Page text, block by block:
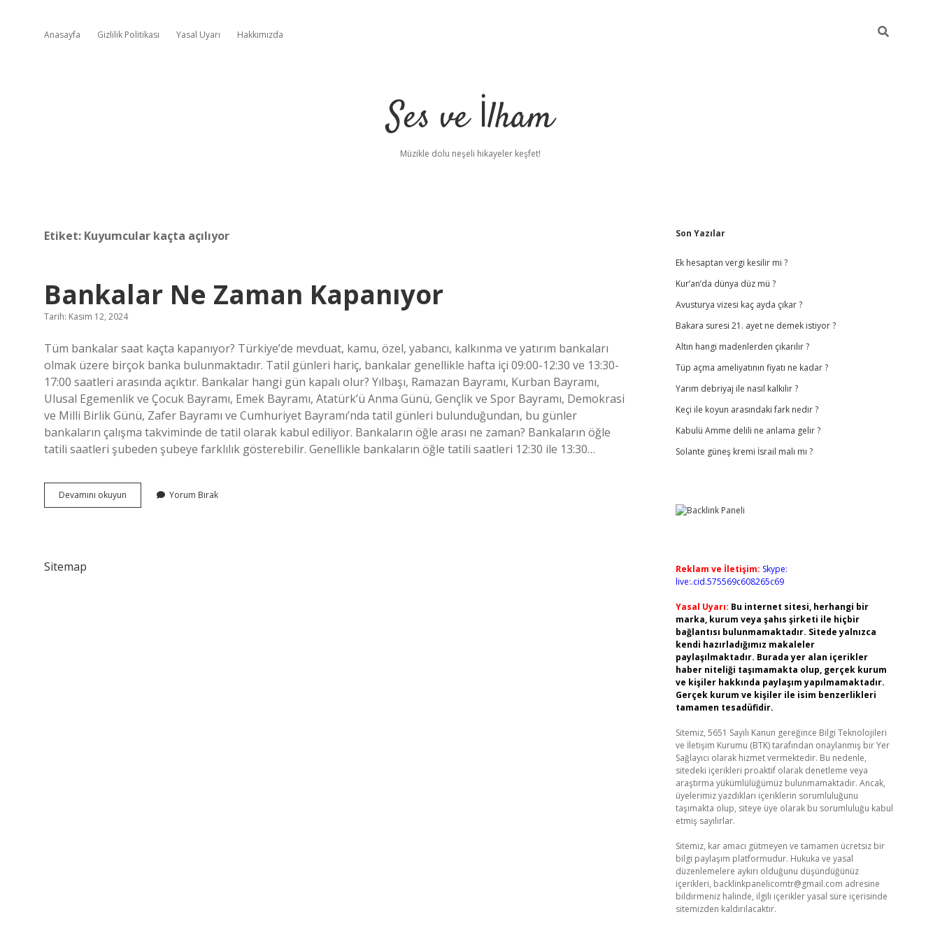
Anasayfa Gizlilik Politikası Yasal Uyarı Hakkımızda
Ses ve İlham
Müzikle dolu neşeli hikayeler keşfet!
Etiket: Kuyumcular kaçta açılıyor
Bankalar Ne Zaman Kapanıyor
Tarih: Kasım 12, 2024
Tüm bankalar saat kaçta kapanıyor? Türkiye’de mevduat, kamu, özel, yabancı, kalkınma ve yatırım bankaları
olmak üzere birçok banka bulunmaktadır. Tatil günleri hariç, bankalar genellikle hafta içi 09:00-12:30 ve 13:30-
17:00 saatleri arasında açıktır. Bankalar hangi gün kapalı olur? Yılbaşı, Ramazan Bayramı, Kurban Bayramı,
Ulusal Egemenlik ve Çocuk Bayramı, Emek Bayramı, Atatürk’ü Anma Günü, Gençlik ve Spor Bayramı, Demokrasi
ve Milli Birlik Günü, Zafer Bayramı ve Cumhuriyet Bayramı’nda tatil günleri bulunduğundan, bu günler
bankaların çalışma takviminde de tatil olarak kabul ediliyor. Bankaların öğle arası ne zaman? Bankaların öğle
tatili saatleri şubeden şubeye farklılık gösterebilir. Genellikle bankaların öğle tatili saatleri 12:30 ile 13:30…
Devamını okuyun Bankalar
Ne
Yorum Bırak
Sitemap
Sidebar
Son Yazılar
Ek hesaptan vergi kesilir mi ?
Kur’an’da dünya düz mü ?
Avusturya vizesi kaç ayda çıkar ?
Bakara suresi 21. ayet ne demek istiyor ?
Altın hangi madenlerden çıkarılır ?
Tüp açma ameliyatının fiyatı ne kadar ?
Yarım debriyaj ile nasıl kalkılır ?
Keçi ile koyun arasındaki fark nedir ?
Kabulü Amme delili ne anlama gelir ?
Solante güneş kremi İsrail malı mı ?
Reklam ve İletişim: Skype:
live:.cid.575569c608265c69
Yasal Uyarı: Bu internet sitesi, herhangi bir
marka, kurum veya şahıs şirketi ile hiçbir
bağlantısı bulunmamaktadır. Sitede yalnızca
kendi hazırladığımız makaleler
paylaşılmaktadır. Burada yer alan içerikler
haber niteliği taşımamakta olup, gerçek kurum
ve kişiler hakkında paylaşım yapılmamaktadır.
Gerçek kurum ve kişiler ile isim benzerlikleri
tamamen tesadüfidir.
Sitemiz, 5651 Sayılı Kanun gereğince Bilgi Teknolojileri
ve İletişim Kurumu (BTK) tarafından onaylanmış bir Yer
Sağlayıcı olarak hizmet vermektedir. Bu nedenle,
sitedeki içerikleri proaktif olarak denetleme veya
araştırma yükümlülüğümüz bulunmamaktadır. Ancak,
üyelerimiz yazdıkları içeriklerin sorumluluğunu
taşımakta olup, siteye üye olarak bu sorumluluğu kabul
etmiş sayılırlar.
Sitemiz, kar amacı gütmeyen ve tamamen ücretsiz bir
bilgi paylaşım platformudur. Hukuka ve yasal
düzenlemelere aykırı olduğunu düşündüğünüz
içerikleri, backlinkpanelicomtr@gmail.com adresine
bildirmeniz halinde, ilgili içerikler yasal süre içerisinde
sitemizden kaldırılacaktır.